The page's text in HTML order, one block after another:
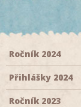
Ročník 2024
Přihlášky 2024
Ročník 2023